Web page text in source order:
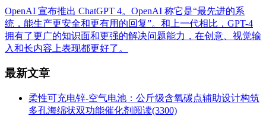
OpenAI 宣布推出 ChatGPT 4。OpenAI 称它是“最先进的系
统，能生产更安全和更有用的回复”。和上一代相比，GPT-4
拥有了更广的知识面和更强的解决问题能力，在创意、视觉输
入和长内容上表现都更好了。
最新文章
柔性可充电锌-空气电池：公斤级含氧碳点辅助设计构筑
多孔海绵状双功能催化剂 阅读(3300)